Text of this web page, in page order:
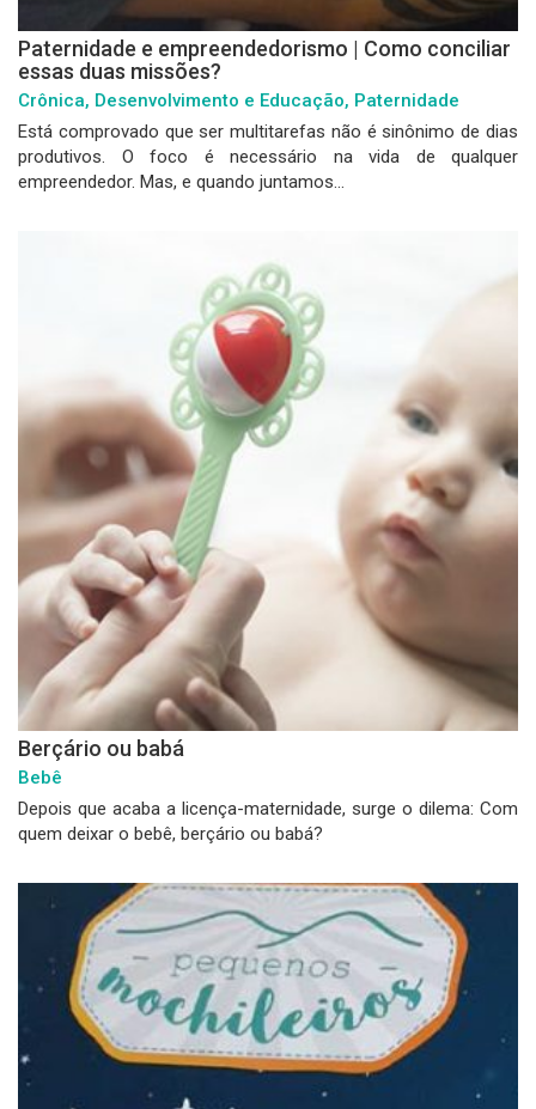
Paternidade e empreendedorismo | Como conciliar
essas duas missões?
Crônica, Desenvolvimento e Educação, Paternidade
Está comprovado que ser multitarefas não é sinônimo de dias
produtivos. O foco é necessário na vida de qualquer
empreendedor. Mas, e quando juntamos...
Berçário ou babá
Bebê
Depois que acaba a licença-maternidade, surge o dilema: Com
quem deixar o bebê, berçário ou babá?